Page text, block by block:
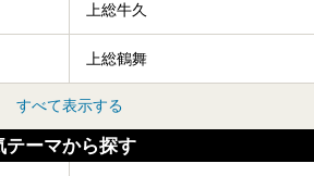
上総牛久
上総鶴舞
すべて表示する
テーマから探す